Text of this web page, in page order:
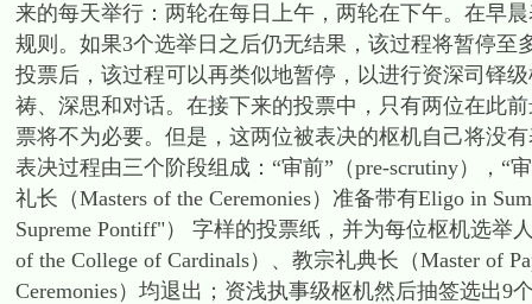
来的每天举行：两轮在每日上午，两轮在下午。在早
规则。如果3个选举日之后仍无结果，该过程将暂停
投票后，该过程可以再类似地暂停，以进行资深司铎
祷、深思和对话。在接下来的投票中，只有两位在此
票将不为必要。但是，这两位被表决的枢机自己将没
表决过程由三个阶段组成：“审前”（pre-scrutiny），“
礼长（Masters of the Ceremonies）准备带有Eligo in
Supreme Pontiff"） 字样的投票纸，并为每位枢机选举
of the College of Cardinals）、教宗礼典长（Master of
Ceremonies）均退出；资浅执事级枢机然后抽签选出9